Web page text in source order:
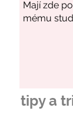
tipy a